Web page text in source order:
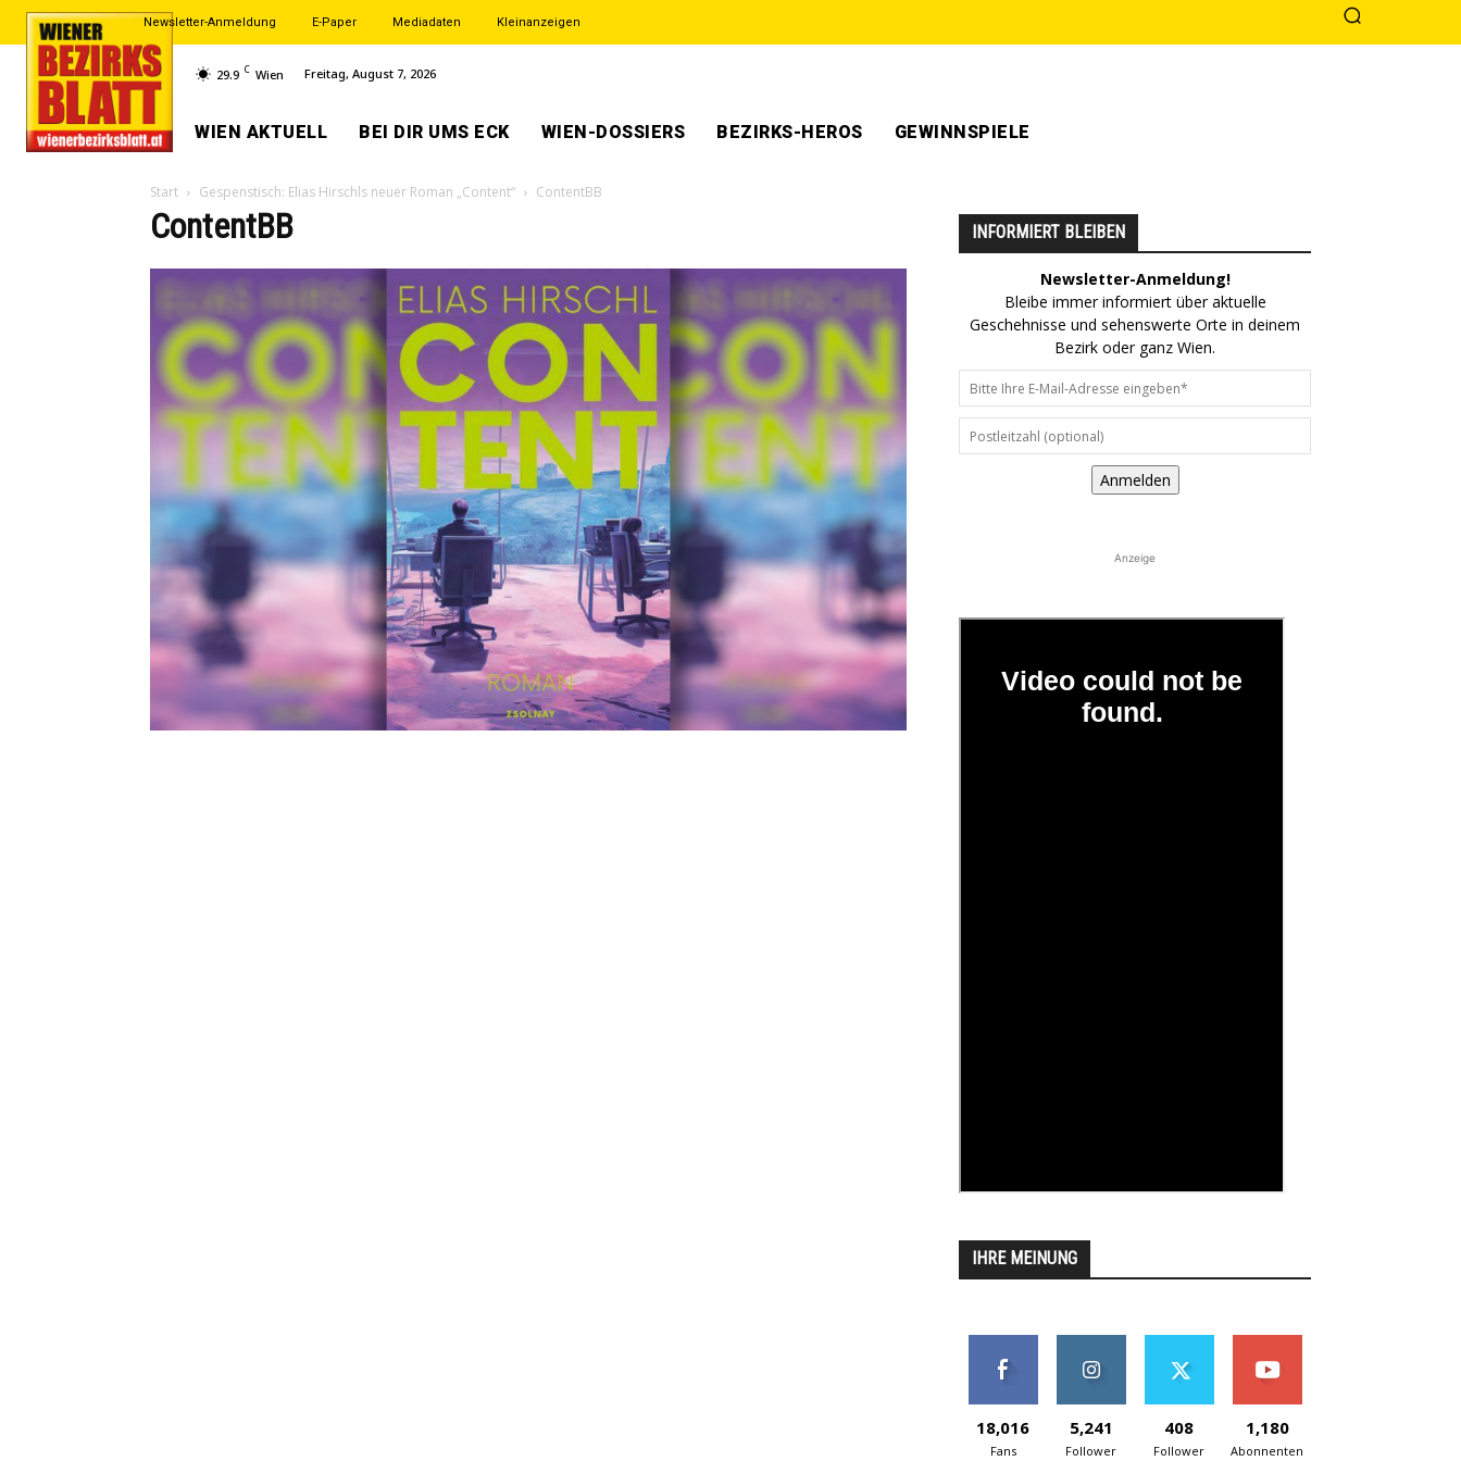
Newsletter-Anmeldung E-Paper Mediadaten Kleinanzeigen
29.9 C Wien Freitag, August 7, 2026
WIEN AKTUELL BEI DIR UMS ECK WIEN-DOSSIERS BEZIRKS-HEROS GEWINNSPIELE
Start Gespenstisch: Elias Hirschls neuer Roman „Content“ ContentBB
ContentBB INFORMIERT BLEIBEN
Newsletter-Anmeldung!
Bleibe immer informiert über aktuelle
Geschehnisse und sehenswerte Orte in deinem
Bezirk oder ganz Wien.
Anmelden
Anzeige
IHRE MEINUNG
18,016
Fans
5,241
Follower
408
Follower
1,180
Abonnenten